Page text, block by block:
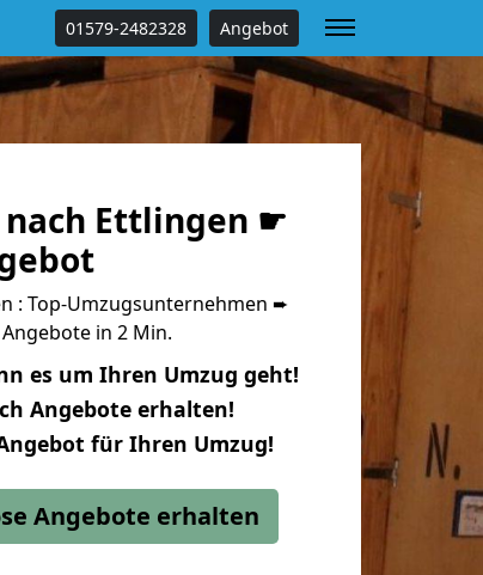
01579-2482328 Angebot
Ettlingen ☛
: Top-Umzugsunternehmen ➨
in 2 Min.
es um Ihren Umzug geht!
Angebote erhalten!
für Ihren Umzug!
Angebote erhalten